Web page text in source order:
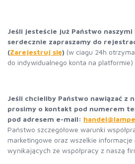
Jeśli jesteście już Państwo
serdecznie zapraszamy do
(Zarejestruj się) (w ciagu 24h
do indywidualnego konta na platformie)
Jeśli chcieliby Państwo nawiązać z
prosimy o kontakt pod numerem
pod adresem e-mail: h
Państwo szczegółowe warunki
marketingowe oraz wszelkie informacje
wynikających ze współpracy z naszą